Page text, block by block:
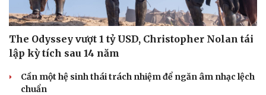
The Odyssey vượt 1 tỷ USD, Christopher Nolan tái
lập kỳ tích sau 14 năm
Cần một hệ sinh thái trách nhiệm để ngăn âm nhạc lệch
chuẩn